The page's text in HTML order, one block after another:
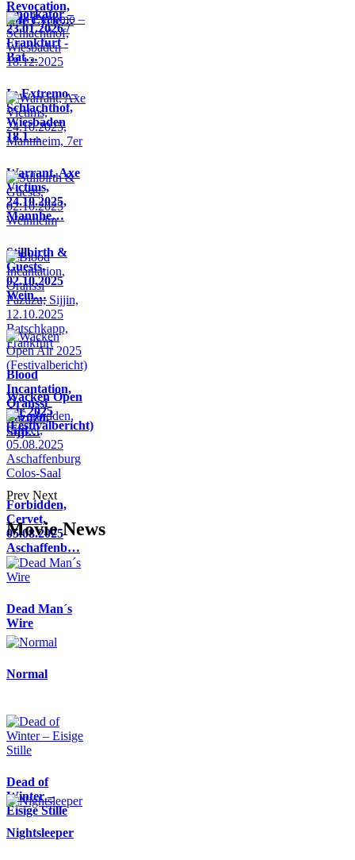
Revocation,
Life Cycle…
Knorkator –
23.01.2026 /
Frankfurt -
Bat…
In Extremo –
Schlachthof,
Wiesbaden
18.1…
Warrant, Axe
Victims,
24.10.2025,
Mannhe…
Stillbirth &
Guests,
02.10.2025
Wein…
Blood
Incantation,
Oranssi
Pazuzu,
Sijji…
Wacken Open
Air 2025
(Festivalbericht)
Forbidden,
Cervet,
05.08.2025
Aschaffenb…
Prev Next
Movie News
Dead Man´s
Wire
Normal
Dead of
Winter –
Eisige Stille
Nightsleeper